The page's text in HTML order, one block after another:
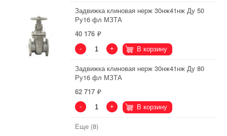
Задвижка клиновая нерж 30нж41нж Ду 50
Ру16 фл МЗТА
40 176
- + В корзину
Задвижка клиновая нерж 30нж41нж Ду 80
Ру16 фл МЗТА
62 717
- + В корзину
Еще (8)